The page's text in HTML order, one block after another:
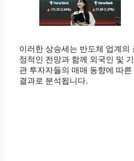
이러한 상승세는 반도체 업계의
정적인 전망과 함께 외국인 및 기
관 투자자들의 매매 동향에 따른
결과로 분석됩니다.